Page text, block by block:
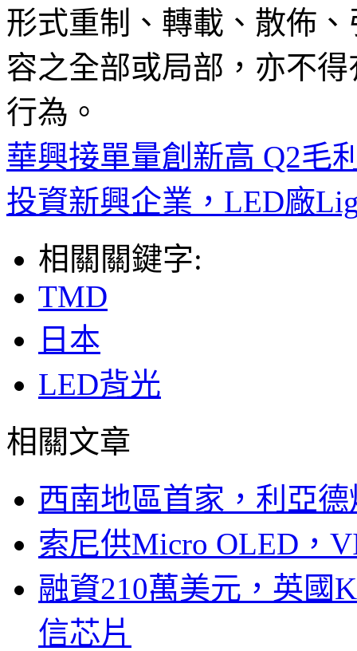
形式重制、轉載、散佈
容之全部或局部，亦不
行為。
華興接單量創新高 Q2毛
投資新興企業，LED廠
相關關鍵字:
TMD
日本
LED背光
相關文章
西南地區首家，利亞
索尼供Micro OLED，
融資210萬美元，英國
信芯片